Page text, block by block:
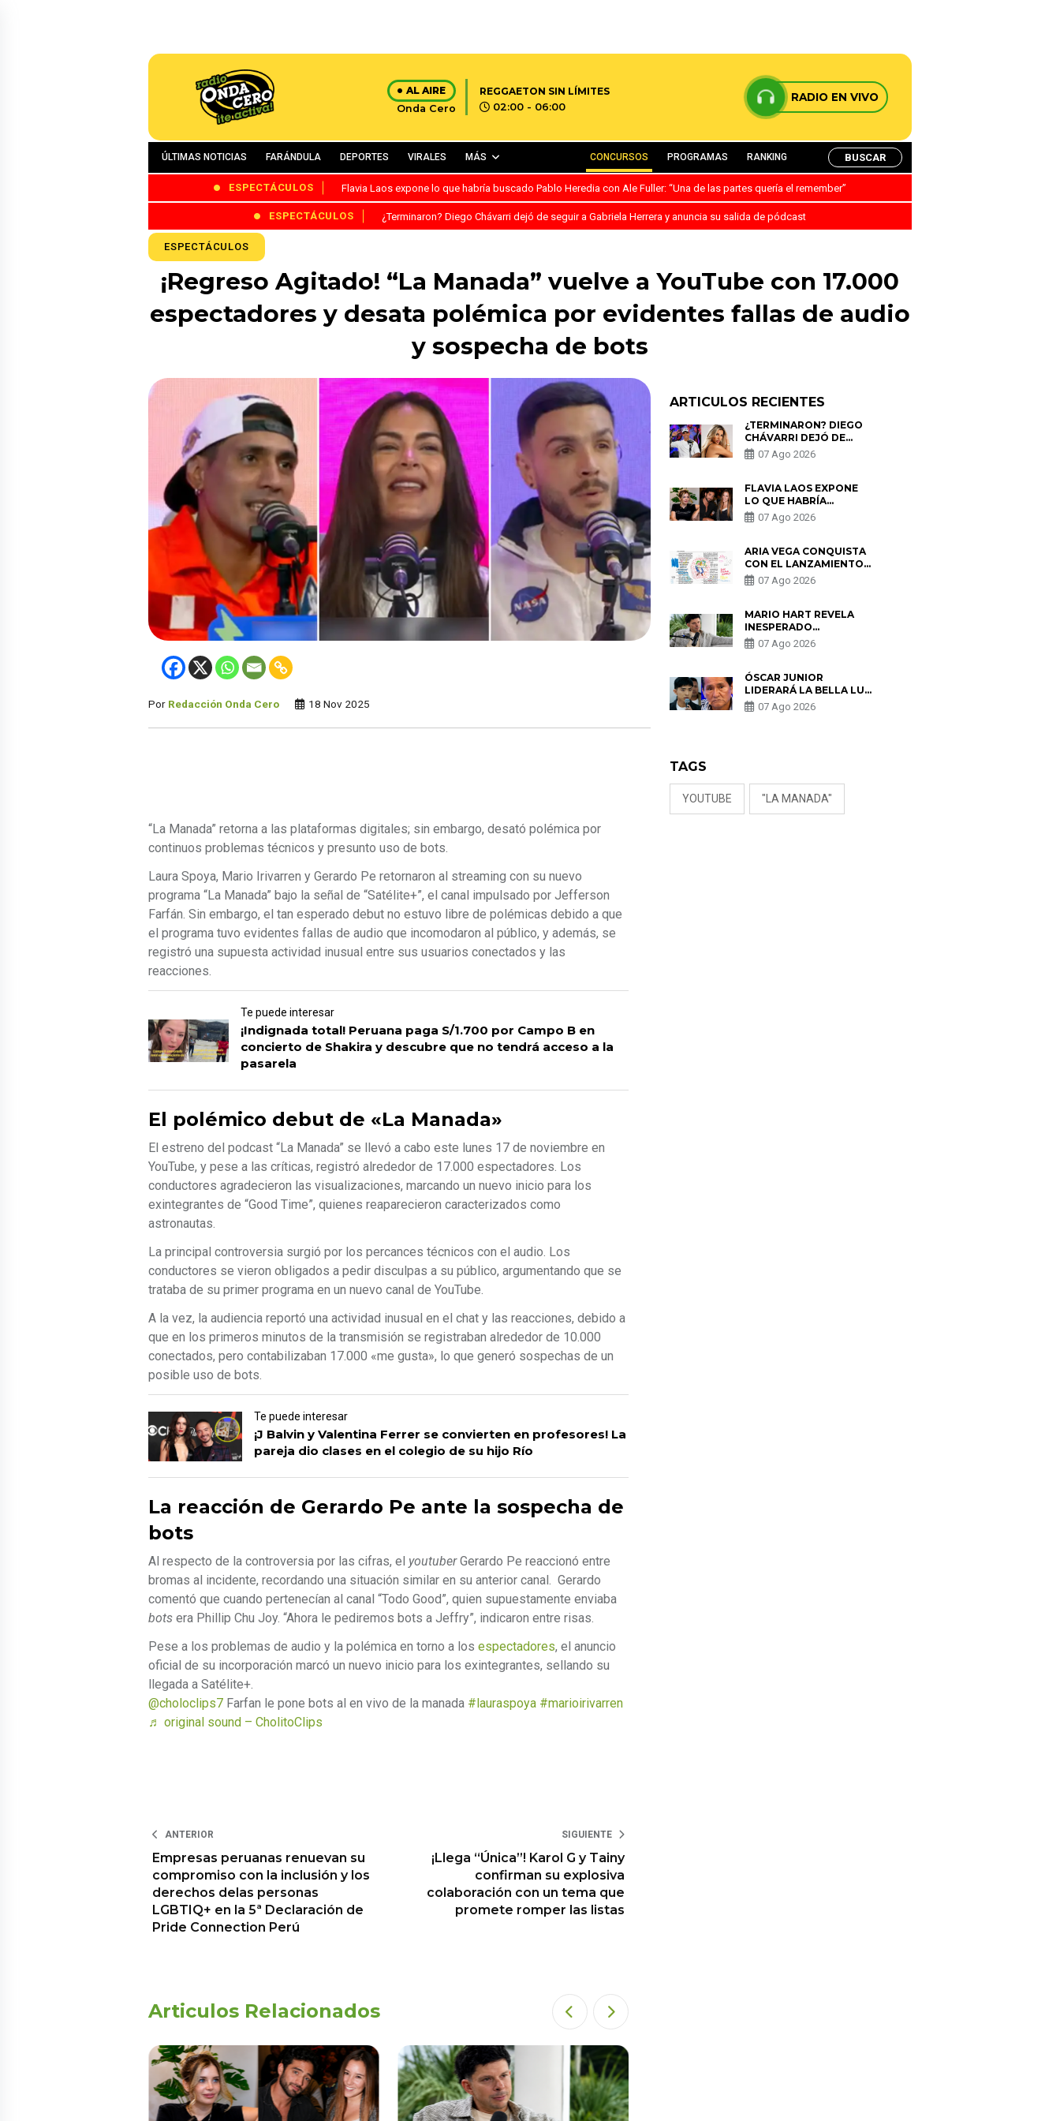
AL AIRE
Onda Cero
REGGAETON SIN LÍMITES
02:00 - 06:00
RADIO EN VIVO
ÚLTIMAS NOTICIAS FARÁNDULA DEPORTES VIRALES MÁS CONCURSOS PROGRAMAS RANKING BUSCAR
ESPECTÁCULOS Flavia Laos expone lo que habría buscado Pablo Heredia con Ale Fuller: “Una de las partes quería el remember”
ESPECTÁCULOS ¿Terminaron? Diego Chávarri dejó de seguir a Gabriela Herrera y anuncia su salida de pódcast
ESPECTÁCULOS
¡Regreso Agitado! “La Manada” vuelve a YouTube con 17.000
espectadores y desata polémica por evidentes fallas de audio
y sospecha de bots
Por Redacción Onda Cero 18 Nov 2025
“La Manada” retorna a las plataformas digitales; sin embargo, desató polémica por
continuos problemas técnicos y presunto uso de bots.
Laura Spoya, Mario Irivarren y Gerardo Pe retornaron al streaming con su nuevo
programa “La Manada” bajo la señal de “Satélite+”, el canal impulsado por Jefferson
Farfán. Sin embargo, el tan esperado debut no estuvo libre de polémicas debido a que
el programa tuvo evidentes fallas de audio que incomodaron al público, y además, se
registró una supuesta actividad inusual entre sus usuarios conectados y las
reacciones.
Te puede interesar
¡Indignada total! Peruana paga S/1.700 por Campo B en
concierto de Shakira y descubre que no tendrá acceso a la
pasarela
El polémico debut de «La Manada»
El estreno del podcast “La Manada” se llevó a cabo este lunes 17 de noviembre en
YouTube, y pese a las críticas, registró alrededor de 17.000 espectadores. Los
conductores agradecieron las visualizaciones, marcando un nuevo inicio para los
exintegrantes de “Good Time”, quienes reaparecieron caracterizados como
astronautas.
La principal controversia surgió por los percances técnicos con el audio. Los
conductores se vieron obligados a pedir disculpas a su público, argumentando que se
trataba de su primer programa en un nuevo canal de YouTube.
A la vez, la audiencia reportó una actividad inusual en el chat y las reacciones, debido a
que en los primeros minutos de la transmisión se registraban alrededor de 10.000
conectados, pero contabilizaban 17.000 «me gusta», lo que generó sospechas de un
posible uso de bots.
Te puede interesar
¡J Balvin y Valentina Ferrer se convierten en profesores! La
pareja dio clases en el colegio de su hijo Río
La reacción de Gerardo Pe ante la sospecha de
bots
Al respecto de la controversia por las cifras, el youtuberGerardo Pe reaccionó entre
bromas al incidente, recordando una situación similar en su anterior canal. Gerardo
comentó que cuando pertenecían al canal “Todo Good”, quien supuestamente enviaba
bots era Phillip Chu Joy. “Ahora le pediremos bots a Jeffry”, indicaron entre risas.
Pese a los problemas de audio y la polémica en torno a los espectadores, el anuncio
oficial de su incorporación marcó un nuevo inicio para los exintegrantes, sellando su
llegada a Satélite+.
@choloclips7 Farfan le pone bots al en vivo de la manada #lauraspoya #marioirivarren
♬ original sound – CholitoClips
ANTERIOR
Empresas peruanas renuevan su
compromiso con la inclusión y los
derechos delas personas
LGBTIQ+ en la 5ª Declaración de
Pride Connection Perú
SIGUIENTE
¡Llega “Única”! Karol G y Tainy
confirman su explosiva
colaboración con un tema que
promete romper las listas
Articulos Relacionados
ARTICULOS RECIENTES
¿TERMINARON? DIEGO
CHÁVARRI DEJÓ DE
SEGUIR A GABRIELA
HERRERA Y ANUNCIA SU
07 Ago 2026
FLAVIA LAOS EXPONE
LO QUE HABRÍA
BUSCADO PABLO
HEREDIA CON ALE
PARTES QUERÍA EL
REMEMBER”
07 Ago 2026
ARIA VEGA CONQUISTA
CON EL LANZAMIENTO
DE “TOTOTO (+4)”
07 Ago 2026
MARIO HART REVELA
INESPERADO
PROBLEMA DE SALUD
ANTES DE SEPARARSE
ENCONTRARON UN
TUMOR”
07 Ago 2026
ÓSCAR JUNIOR
LIDERARÁ LA BELLA LUZ
TRAS SALIDA DE SU
PADRE POR POLÉMICA
07 Ago 2026
TAGS
YOUTUBE "LA MANADA"